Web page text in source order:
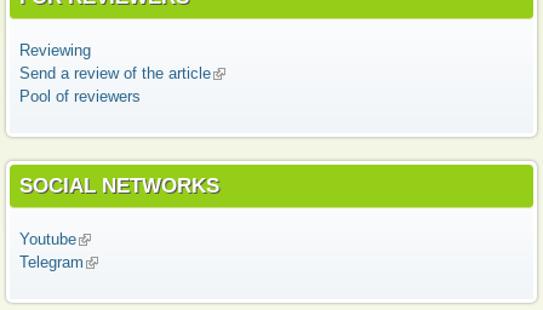
Reviewing
Send a review of the article(link is external)
Pool of reviewers
SOCIAL NETWORKS
Youtube(link is external)
Telegram (link is external)